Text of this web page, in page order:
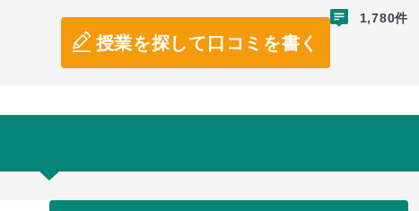
授業を探して口コミを書く
1,780件